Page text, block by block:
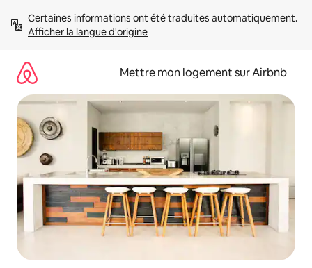
directement
Afficher la langue d'origine
Mettre mon logement sur Airbnb